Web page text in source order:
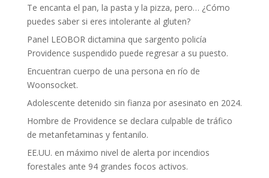
Te encanta el pan, la pasta y la pizza, pero… ¿Cómo
puedes saber si eres intolerante al gluten?
Panel LEOBOR dictamina que sargento policía
Providence suspendido puede regresar a su puesto.
Encuentran cuerpo de una persona en río de
Woonsocket.
Adolescente detenido sin fianza por asesinato en 2024.
Hombre de Providence se declara culpable de tráfico
de metanfetaminas y fentanilo.
EE.UU. en máximo nivel de alerta por incendios
forestales ante 94 grandes focos activos.